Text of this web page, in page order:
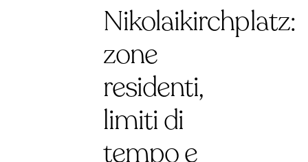
Nikolaikirchplatz:
zone
residenti,
limiti di
tempo e